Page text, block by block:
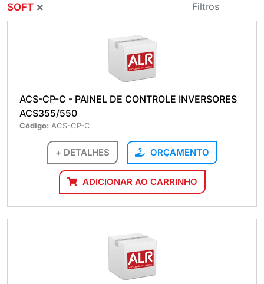
SOFT
Filtros
ACS-CP-C - PAINEL DE CONTROLE INVERSORES
ACS355/550
Código: ACS-CP-C
+ DETALHES ORÇAMENTO
ADICIONAR AO CARRINHO